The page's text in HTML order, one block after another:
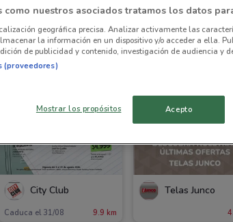
City Club
Caduca el 31/08 9.9 km
Telas Junco
como nuestros asociados tratamos los datos
geográfica precisa. Analizar activamente las
la información en un dispositivo y/o acceder a ella.
de publicidad y contenido, investigación de audiencia y
(proveedores)
Mostrar los propósitos Acepto